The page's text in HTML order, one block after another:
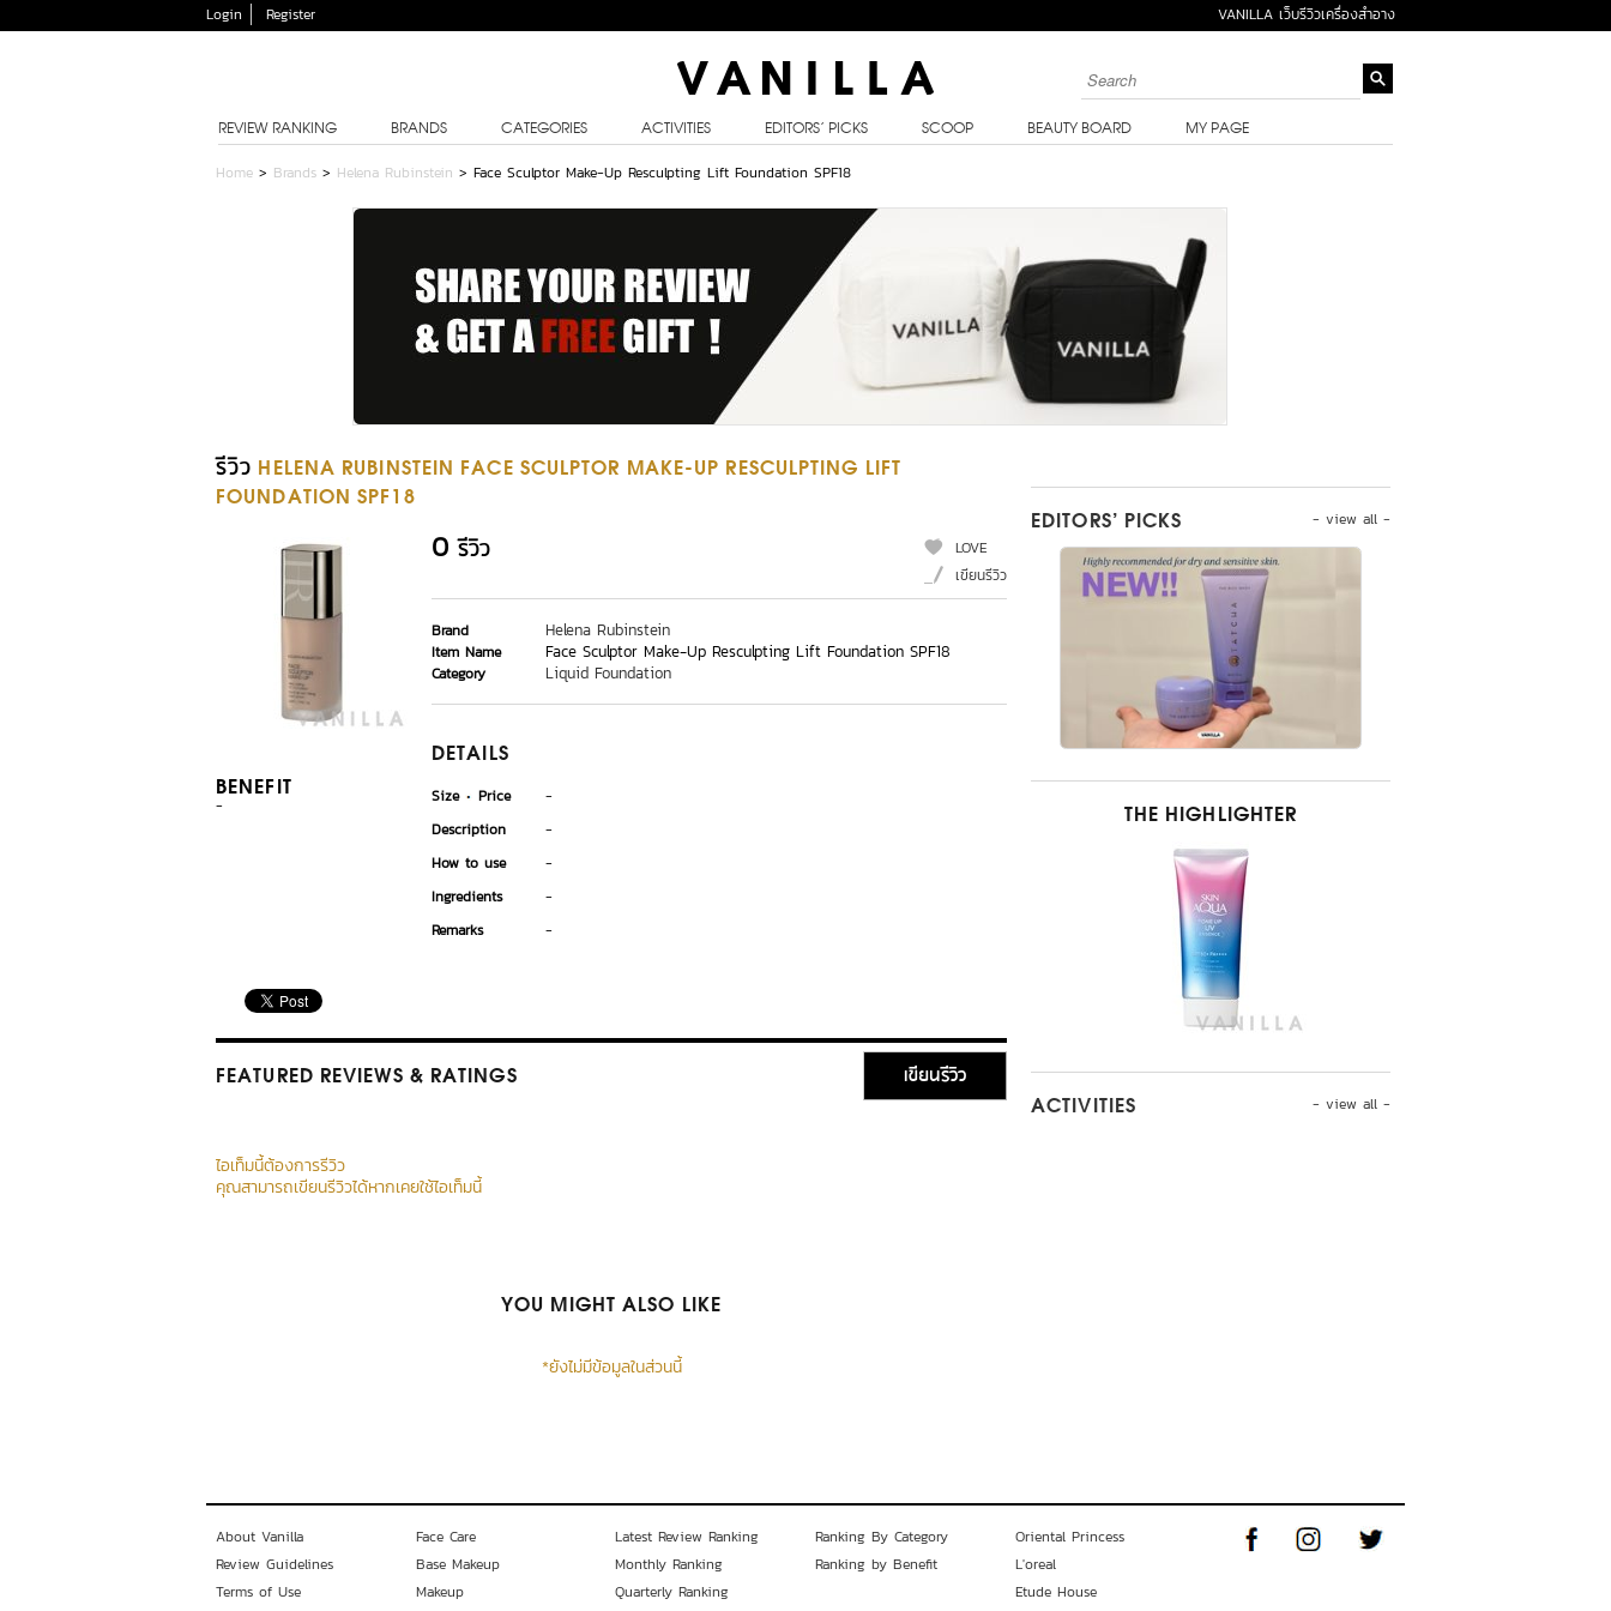
Login Register VANILLA เว็บรีวิวเครื่องสำอาง
REVIEW RANKING BRANDS CATEGORIES ACTIVITIES EDITORS’ PICKS SCOOP BEAUTY BOARD MY PAGE
Home > Brands > Helena Rubinstein > Face Sculptor Make-Up Resculpting Lift Foundation SPF18
รีวิว HELENA RUBINSTEIN FACE SCULPTOR MAKE-UP RESCULPTING LIFT
FOUNDATION SPF18
BENEFIT
-
0 รีวิว
LOVE
เขียนรีวิว
Brand Helena Rubinstein
Item Name Face Sculptor Make-Up Resculpting Lift Foundation SPF18
Category Liquid Foundation
DETAILS
Size Price
-
Description
-
How to use
-
Ingredients
-
Remarks
-
FEATURED REVIEWS & RATINGS เขียนรีวิว
ไอเท็มนี้ต้องการรีวิว
คุณสามารถเขียนรีวิวได้หากเคยใช้ไอเท็มนี้
YOU MIGHT ALSO LIKE
*ยังไม่มีข้อมูลในส่วนนี้
- view all -
EDITORS’ PICKS
THE HIGHLIGHTER
- view all -
ACTIVITIES
About Vanilla
Review Guidelines
Terms of Use
Face Care
Base Makeup
Makeup
Latest Review Ranking
Monthly Ranking
Quarterly Ranking
Ranking By Category
Ranking by Benefit
Oriental Princess
L'oreal
Etude House